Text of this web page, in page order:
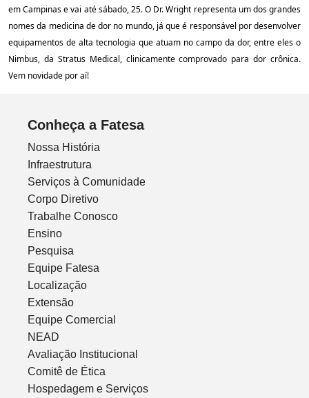
em Campinas e vai até sábado, 25. O Dr. Wright representa um dos grandes
nomes da medicina de dor no mundo, já que é responsável por desenvolver
equipamentos de alta tecnologia que atuam no campo da dor, entre eles o
Nimbus, da Stratus Medical, clinicamente comprovado para dor crônica.
Vem novidade por aí!
Conheça a Fatesa
Nossa História
Infraestrutura
Serviços à Comunidade
Corpo Diretivo
Trabalhe Conosco
Ensino
Pesquisa
Equipe Fatesa
Localização
Extensão
Equipe Comercial
NEAD
Avaliação Institucional
Comitê de Ética
Hospedagem e Serviços